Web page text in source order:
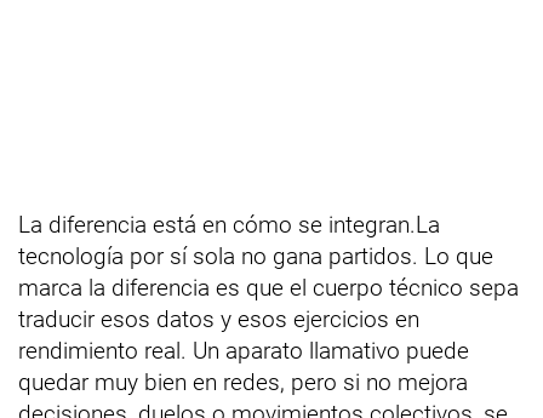
La diferencia está en cómo se integran.La
tecnología por sí sola no gana partidos. Lo que
marca la diferencia es que el cuerpo técnico sepa
traducir esos datos y esos ejercicios en
rendimiento real. Un aparato llamativo puede
quedar muy bien en redes, pero si no mejora